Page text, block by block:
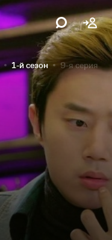
1-й сезон 9-я серия